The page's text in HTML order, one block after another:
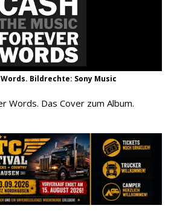
Bildrechte: Sony Music
Words. Das Cover zum Album.